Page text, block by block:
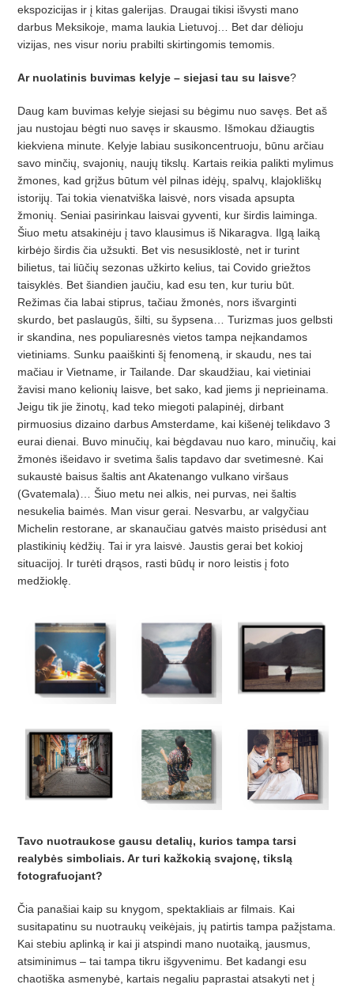
ekspozicijas ir į kitas galerijas. Draugai tikisi išvysti mano
darbus Meksikoje, mama laukia Lietuvoj… Bet dar dėlioju
vizijas, nes visur noriu prabilti skirtingomis temomis.
Ar nuolatinis buvimas kelyje – siejasi tau su laisve?
Daug kam buvimas kelyje siejasi su bėgimu nuo savęs. Bet aš
jau nustojau bėgti nuo savęs ir skausmo. Išmokau džiaugtis
kiekviena minute. Kelyje labiau susikoncentruoju, būnu arčiau
savo minčių, svajonių, naujų tikslų. Kartais reikia palikti mylimus
žmones, kad grįžus būtum vėl pilnas idėjų, spalvų, klajokliškų
istorijų. Tai tokia vienatviška laisvė, nors visada apsupta
žmonių. Seniai pasirinkau laisvai gyventi, kur širdis laiminga.
Šiuo metu atsakinėju į tavo klausimus iš Nikaragva. Ilgą laiką
kirbėjo širdis čia užsukti. Bet vis nesusiklostė, net ir turint
bilietus, tai liūčių sezonas užkirto kelius, tai Covido griežtos
taisyklės. Bet šiandien jaučiu, kad esu ten, kur turiu būt.
Režimas čia labai stiprus, tačiau žmonės, nors išvarginti
skurdo, bet paslaugūs, šilti, su šypsena… Turizmas juos gelbsti
ir skandina, nes populiaresnės vietos tampa neįkandamos
vietiniams. Sunku paaiškinti šį fenomeną, ir skaudu, nes tai
mačiau ir Vietname, ir Tailande. Dar skaudžiau, kai vietiniai
žavisi mano kelionių laisve, bet sako, kad jiems ji neprieinama.
Jeigu tik jie žinotų, kad teko miegoti palapinėj, dirbant
pirmuosius dizaino darbus Amsterdame, kai kišenėj telikdavo 3
eurai dienai. Buvo minučių, kai bėgdavau nuo karo, minučių, kai
žmonės išeidavo ir svetima šalis tapdavo dar svetimesnė. Kai
sukaustė baisus šaltis ant Akatenango vulkano viršaus
(Gvatemala)… Šiuo metu nei alkis, nei purvas, nei šaltis
nesukelia baimės. Man visur gerai. Nesvarbu, ar valgyčiau
Michelin restorane, ar skanaučiau gatvės maisto prisėdusi ant
plastikinių kėdžių. Tai ir yra laisvė. Jaustis gerai bet kokioj
situacijoj. Ir turėti drąsos, rasti būdų ir noro leistis į foto
medžioklę.
Tavo nuotraukose gausu detalių, kurios tampa tarsi
realybės simboliais. Ar turi kažkokią svajonę, tikslą
fotografuojant?
Čia panašiai kaip su knygom, spektakliais ar filmais. Kai
susitapatinu su nuotraukų veikėjais, jų patirtis tampa pažįstama.
Kai stebiu aplinką ir kai ji atspindi mano nuotaiką, jausmus,
atsiminimus – tai tampa tikru išgyvenimu. Bet kadangi esu
chaotiška asmenybė, kartais negaliu paprastai atsakyti net į